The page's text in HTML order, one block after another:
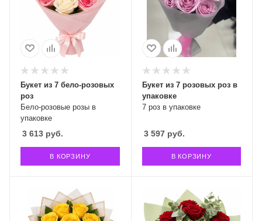
Бело-розовые розы в
упаковке
Букет из 7 бело-розовых
роз
3 613 руб.
В КОРЗИНУ
7 роз в упаковке
Букет из 7 розовых роз в
упаковке
3 597руб.
В КОРЗИНУ